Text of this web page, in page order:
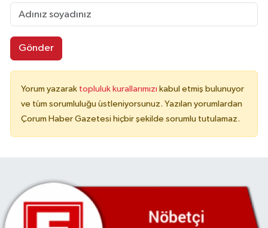
Gönder
Yorum yazarak topluluk kurallarımızı kabul etmiş bulunuyor
ve tüm sorumluluğu üstleniyorsunuz. Yazılan yorumlardan
Çorum Haber Gazetesi hiçbir şekilde sorumlu tutulamaz.